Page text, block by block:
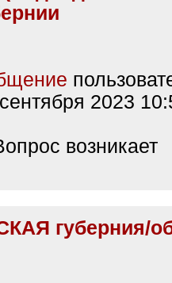
2023
возникает
губерния/